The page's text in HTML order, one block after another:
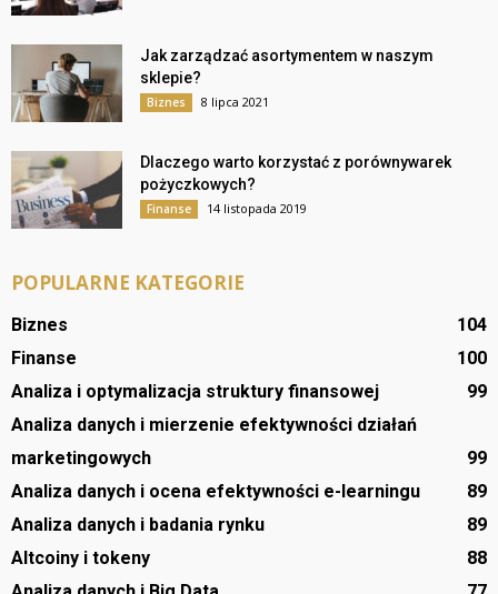
Jak zarządzać asortymentem w naszym
sklepie?
Biznes 8 lipca 2021
Dlaczego warto korzystać z porównywarek
pożyczkowych?
Finanse 14 listopada 2019
POPULARNE KATEGORIE
Biznes
104
Finanse
100
Analiza i optymalizacja struktury finansowej
99
Analiza danych i mierzenie efektywności działań
marketingowych
99
Analiza danych i ocena efektywności e-learningu
89
Analiza danych i badania rynku
89
Altcoiny i tokeny
88